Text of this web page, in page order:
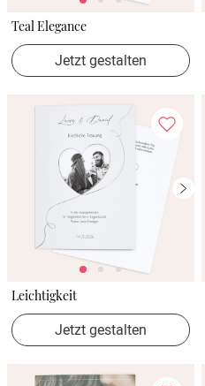
Teal Elegance
Jetzt gestalten
Leichtigkeit
Jetzt gestalten